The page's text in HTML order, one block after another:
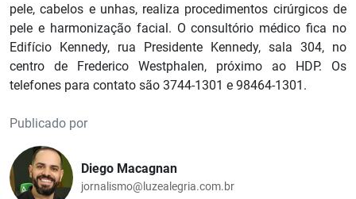
pele, cabelos e unhas, realiza procedimentos cirúrgicos de
pele e harmonização facial. O consultório médico fica no
Edifício Kennedy, rua Presidente Kennedy, sala 304, no
centro de Frederico Westphalen, próximo ao HDP. Os
telefones para contato são 3744-1301 e 98464-1301.
Publicado por
Diego Macagnan
jornalismo@luzealegria.com.br